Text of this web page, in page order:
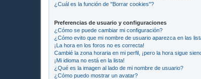
¿Cuál es la función de "Borrar cookies"?
Preferencias de usuario y configuraciones
¿Cómo se puede cambiar mi configuración?
¿Cómo evito que mi nombre de usuario aparezca en las
¡La hora en los foros no es correcta!
Cambié la zona horaria en mi perfil, ¡pero la hora sigue
¡Mi idioma no está en la lista!
¿Qué es la imagen al lado de mi nombre de usuario?
¿Cómo puedo mostrar un avatar?